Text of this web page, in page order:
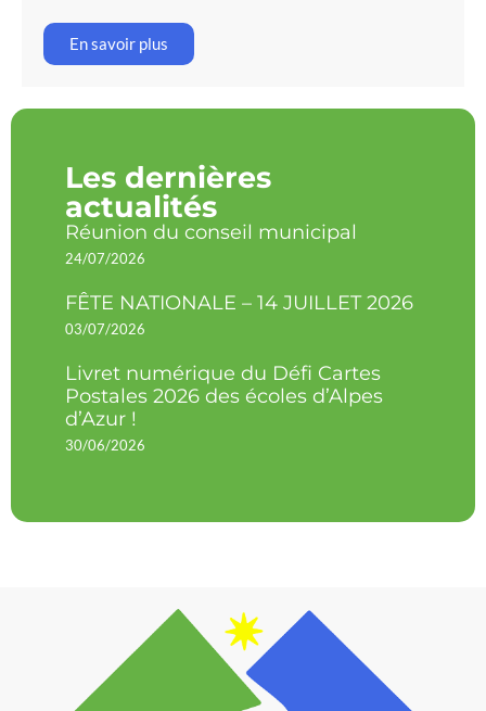
En savoir plus
Les dernières
actualités
Réunion du conseil municipal
24/07/2026
FÊTE NATIONALE – 14 JUILLET 2026
03/07/2026
Livret numérique du Défi Cartes
Postales 2026 des écoles d’Alpes
d’Azur !
30/06/2026